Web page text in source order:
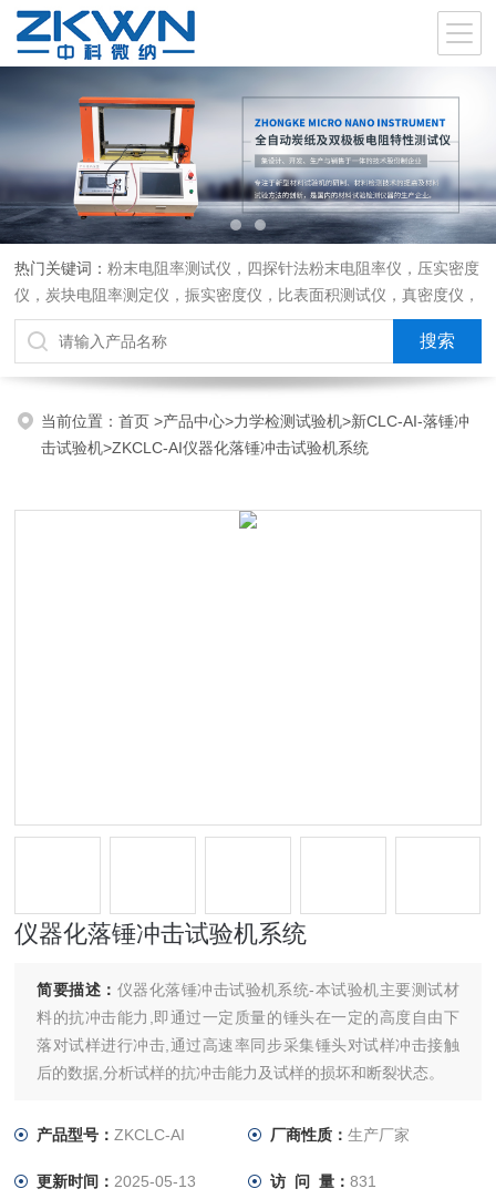
热门关键词：粉末电阻率测试仪，四探针法粉末电阻率仪，压实密度
仪，炭块电阻率测定仪，振实密度仪，比表面积测试仪，真密度仪，
炭块热膨胀仪，炭块透气率仪，炭块二氧化碳反应测定仪
当前位置：首页>产品中心>力学检测试验机>新CLC-AI-落锤冲
击试验机>ZKCLC-AI仪器化落锤冲击试验机系统
仪器化落锤冲击试验机系统
简要描述： 仪器化落锤冲击试验机系统-本试验机主要测试材
料的抗冲击能力,即通过一定质量的锤头在一定的高度自由下
落对试样进行冲击,通过高速率同步采集锤头对试样冲击接触
后的数据,分析试样的抗冲击能力及试样的损坏和断裂状态。
产品型号：ZKCLC-AI 厂商性质： 生产厂家
更新时间： 2025-05-13 访 问 量： 831